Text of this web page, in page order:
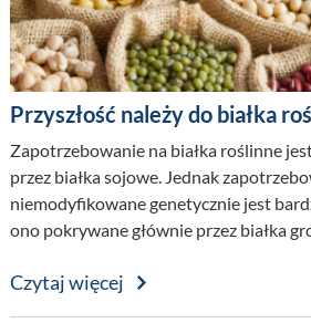
Przyszłość należy do białka
Zapotrzebowanie na białka roślinne
przez białka sojowe. Jednak
niemodyfikowane genetycznie jest
ono pokrywane głównie przez białka
ziemniaka. Optymalizacja przetwarzania
Czytaj więcej